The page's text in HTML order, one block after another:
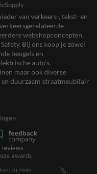
van verkeers-, tekst- en
webshopconcepten,
Bij ons koop je zowel
beugels en
auto’s,
maar ook diverse
duurzaam straatmeubilair
reviews
awards